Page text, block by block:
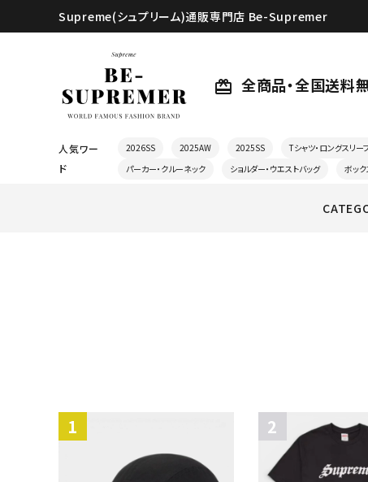
Supreme(シュプリーム)通販専門店 Be-Supremer
card_giftcard 全商品・全国送料無
人気ワー
ド
2026SS 2025AW 2025SS Tシャツ・ロングスリー
パーカー・クルーネック
ショルダー・ウエストバッグ ボッ
NEW ITEMS